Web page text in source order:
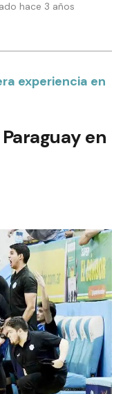
hace 3 años
experiencia en
en